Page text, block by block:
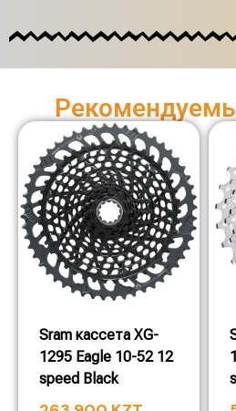
Sram кассета XG-
1295 Eagle 10-52 12
speed Black